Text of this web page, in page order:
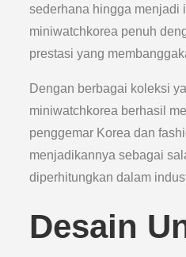
sederhana hingga menjadi
miniwatchkorea penuh
prestasi yang
Dengan berbagai koleksi
miniwatchkorea berhasil
penggemar Korea dan
menjadikannya sebagai
diperhitungkan dalam
Desain